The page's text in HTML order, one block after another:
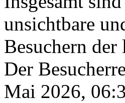
unsichtbare
Besuchern
Der
Mai 2026,